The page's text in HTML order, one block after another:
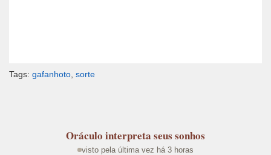
Tags: gafanhoto, sorte
Oráculo interpreta seus sonhos
visto pela última vez há 3 horas